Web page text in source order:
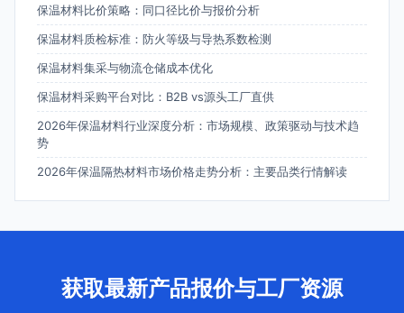
保温材料比价策略：同口径比价与报价分析
保温材料质检标准：防火等级与导热系数检测
保温材料集采与物流仓储成本优化
保温材料采购平台对比：B2B vs源头工厂直供
2026年保温材料行业深度分析：市场规模、政策驱动与技术趋
势
2026年保温隔热材料市场价格走势分析：主要品类行情解读
获取最新产品报价与工厂资源